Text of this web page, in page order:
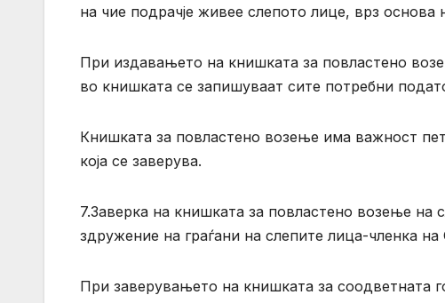
на чие подрачје живее слепото лице, врз основа
При издавањето на книшката за повластено
во книшката се запишуваат сите потребни
Книшката за повластено возење има важност
која се заверува.
7.Заверка на книшката за повластено возење на
здружение на граѓани на слепите лица-членка на
При заверувањето на книшката за соодветната